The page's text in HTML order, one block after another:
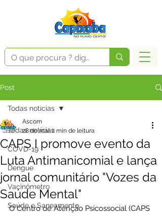
Post
Todas notícias
COVD-19
Dengue
Vacinômetro
Saúde e Saneamento
Todas notícias
CAPS I promove evento da
Luta Antimanicomial e lança
jornal comunitário "Vozes da
Saúde Mental"
Ascom
28 de mai.2 min de leitura
O Centro de Atenção Psicossocial (CAPS